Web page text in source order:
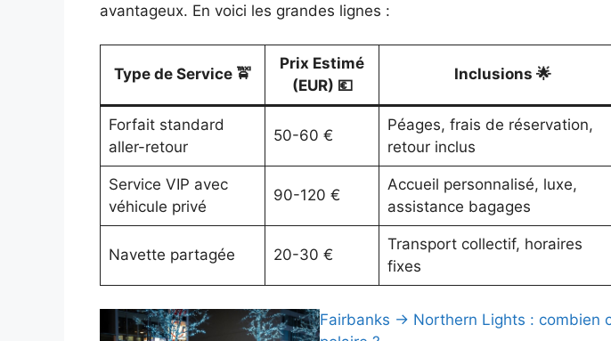
avantageux. En voici les grandes lignes :
Type de Service 🚖
Prix Estimé
(EUR) 💶
Inclusions 🌟
Forfait standard
aller-retour
50-60 €
Péages, frais de réservation,
retour inclus
Service VIP avec
véhicule privé
90-120 €
Accueil personnalisé, luxe,
assistance bagages
Navette partagée 20-30 €
Transport collectif, horaires
fixes
Fairbanks → Northern Lights : combien